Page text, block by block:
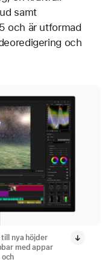
samt
och är utformad
och
nya höjder
med appar
och